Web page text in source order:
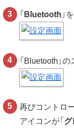
「 Bluetooth 」
「Bluetooth」
再びコントロ
アイコンが「 グ